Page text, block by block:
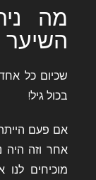
מה
השיער
שכיום כל
בכול גיל!
אם פעם
אחר וזה היה
מוכיחים